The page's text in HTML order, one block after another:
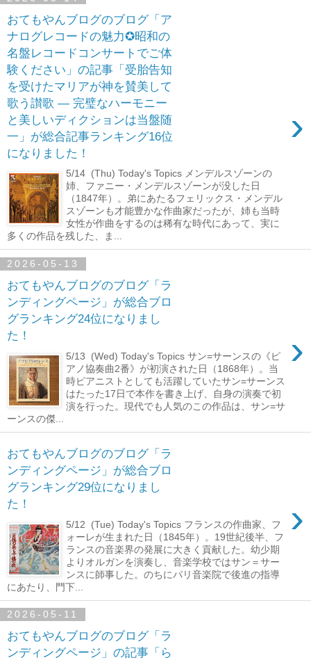
おてもやんブログのブログ「ア
ナログレコードの魅力✪昭和の
名盤レコードコンサートでご体
験ください」の記事「受胎告知
を受けたマリアが神を賛美して
歌う讃歌 ― 完璧なハーモニー
と美しいディクションは当盤随
一」が総合記事ランキング16位
になりました！
›
5/14 (Thu) Today's Topics メンデルスゾーンの
姉、ファニー・メンデルスゾーンが没した日
（1847年）。弟にあたるフェリックス・メンデル
スゾーンも才能豊かな作曲家だったが、姉も当時
女性が作曲をするのは稀有な時代にあって、実に
多くの作品を残した、ま...
2026-05-13
おてもやんブログのブログ「ラ
ンディングページ」が総合ブロ
グランキング24位になりまし
た！
›
5/13 (Wed) Today's Topics サン=サーンスの《ピ
アノ協奏曲2番》が初演された日（1868年）。当
時ピアニストとしても活躍していたサン=サーンス
はたった17日で本作を書き上げ、自身の演奏で初
演を行った。現代でも人気のこの作品は、サン=サ
ーンスの傑...
おてもやんブログのブログ「ラ
ンディングページ」が総合ブロ
グランキング29位になりまし
た！
›
5/12 (Tue) Today's Topics フランスの作曲家、フ
ォーレが生まれた日（1845年）。19世紀後半、フ
ランスの音楽界の発展に大きく貢献した。幼少期
よりオルガンを演奏し、音楽学校ではサン＝サー
ンスに師事した。のちにパリ音楽院で後進の指導
にあたり、門下...
2026-05-11
おてもやんブログのブログ「ラ
ンディングページ」の記事「ら